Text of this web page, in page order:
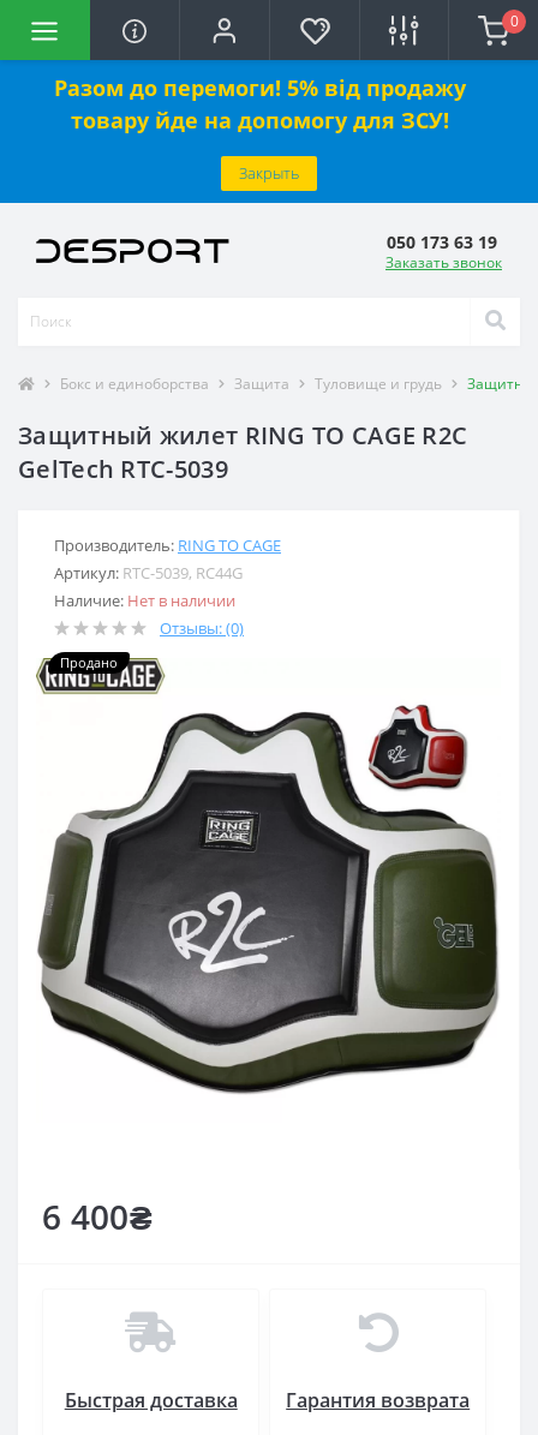
Разом до перемоги! 5% від продажу
товару йде на допомогу для ЗСУ!
Закрыть
0
050 173 63 19
Заказать звонок
Бокс и единоборства Защита Туловище и грудь Защитный
Защитный жилет RING TO CAGE R2C
GelTech RTC-5039
Производитель: RING TO CAGE
Артикул: RTC-5039, RC44G
Наличие: Нет в наличии
Отзывы: (0)
Продано
6 400₴
Быстрая доставка Гарантия возврата